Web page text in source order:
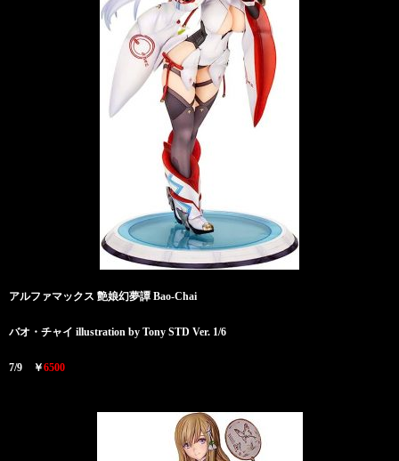
アルファマックス 艶娘幻夢譚 Bao-Chai
バオ・チャイ illustration by Tony STD Ver. 1/6
7/9 ￥6500